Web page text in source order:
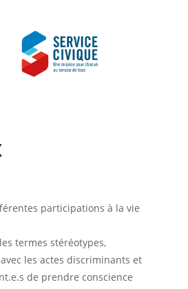
participations à la vie
termes stéréotypes,
les actes discriminants et
de prendre conscience